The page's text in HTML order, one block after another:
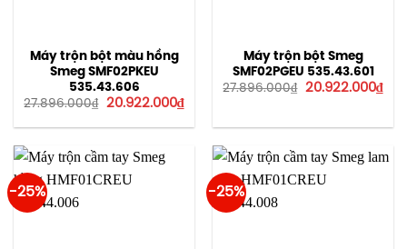
Máy trộn bột màu hồng
Smeg SMF02PKEU
535.43.606
27.896.000₫
Giá
là:
20.922.000₫Giá
tại
20.922.000₫.
Máy trộn bột Smeg
SMF02PGEU 535.43.601
27.896.000₫
Giá
20.922.000₫Giá
-25% -25%